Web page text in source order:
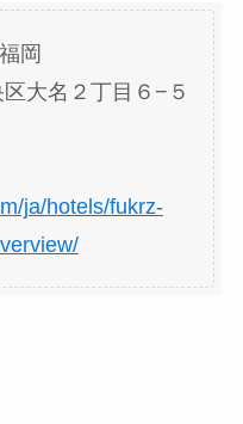
岡
大名２丁目６−５
ja/hotels/fukrz-